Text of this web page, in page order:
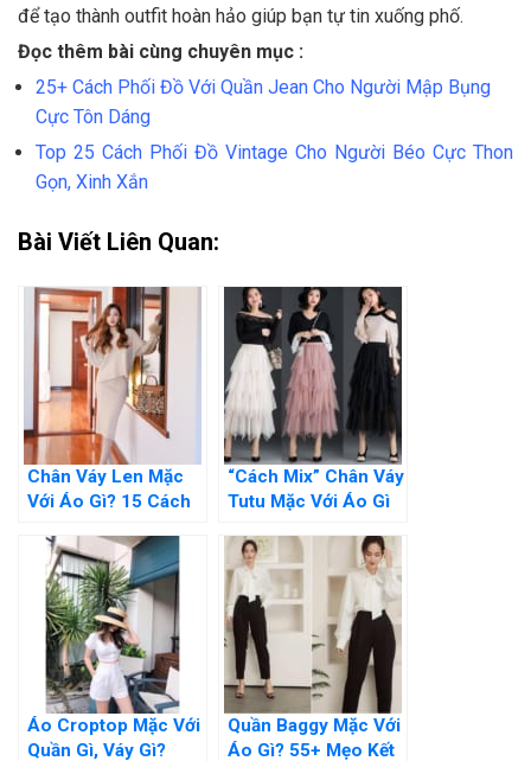
để tạo thành outfit hoàn hảo giúp bạn tự tin xuống phố.
Đọc thêm bài cùng chuyên mục :
25+ Cách Phối Đồ Với Quần Jean Cho Người Mập Bụng
Cực Tôn Dáng
Top 25 Cách Phối Đồ Vintage Cho Người Béo Cực Thon
Gọn, Xinh Xắn
Bài Viết Liên Quan:
Chân Váy Len Mặc
Với Áo Gì? 15 Cách
Nhất
“Cách Mix” Chân Váy
Tutu Mặc Với Áo Gì
Cuốn Hút?
Áo Croptop Mặc Với
Quần Gì, Váy Gì?
Quần Baggy Mặc Với
Áo Gì? 55+ Mẹo Kết